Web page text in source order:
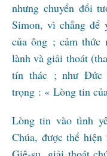
nhưng chuyển đổi
Simon, vì chẳng
của ông ; cảm thức
lành và giải thoát
tín thác ; như Đức
trọng : « Lòng tin
Lòng tin vào tình
Chúa, được thể